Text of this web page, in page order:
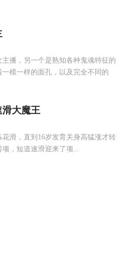
播，另一个是熟知各种鬼魂特征的
模一样的面孔，以及完全不同的
滑大魔王
滑，直到16岁发育关身高猛涨才转
，短道速滑迎来了项...